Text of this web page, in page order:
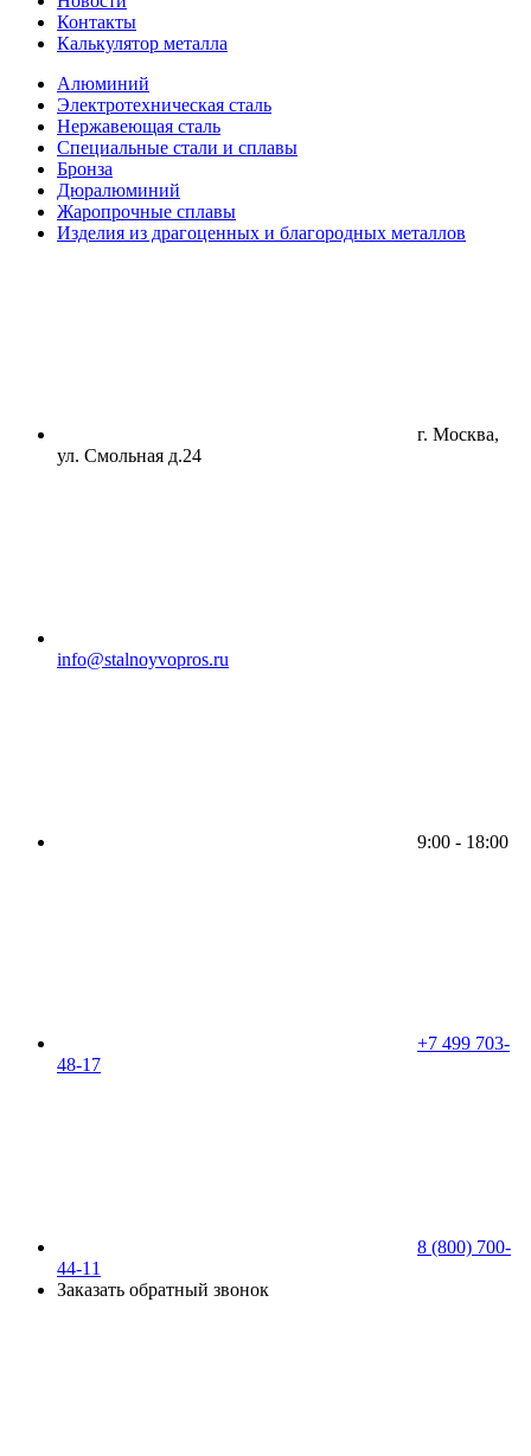
Контакты
Калькулятор металла
Алюминий
Электротехническая сталь
Нержавеющая сталь
Специальные стали и сплавы
Бронза
Дюралюминий
Жаропрочные сплавы
Изделия из драгоценных и благородных металлов
г. Москва,
ул. Смольная д.24
info@stalnoyvopros.ru
9:00 - 18:00
+7 499 703-
48-17
8 (800) 700-
44-11
Заказать обратный звонок